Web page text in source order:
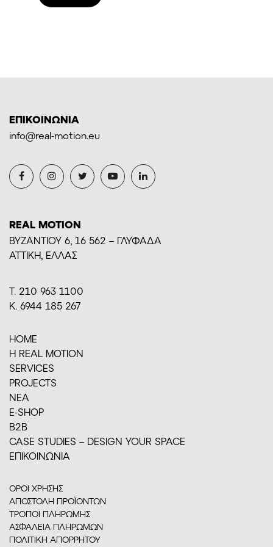
ΕΠΙΚΟΙΝΩΝΙΑ
info@real-motion.eu
REAL MOTION
BYZANTIOY 6, 16 562 – ΓΛΥΦΑΔΑ
ΑΤΤΙΚΗ, ΕΛΛΑΣ
Τ. 210 963 1100
Κ. 6944 185 267
HOME
H REAL MOTION
SERVICES
PROJECTS
ΝΕΑ
E-SHOP
Β2Β
CASE STUDIES – DESIGN YOUR SPACE
ΕΠΙΚΟΙΝΩΝΙΑ
ΟΡΟΙ ΧΡΗΣΗΣ
ΑΠΟΣΤΟΛΗ ΠΡΟΪΟΝΤΩΝ
ΤΡΟΠΟΙ ΠΛΗΡΩΜΗΣ
ΑΣΦΑΛΕΙΑ ΠΛΗΡΩΜΩΝ
ΠΟΛΙΤΙΚΗ ΑΠΟΡΡΗΤΟΥ